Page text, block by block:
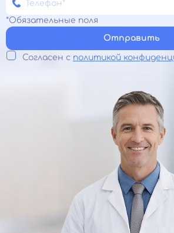
*Обязательные поля
Отправить
Согласен с политикой